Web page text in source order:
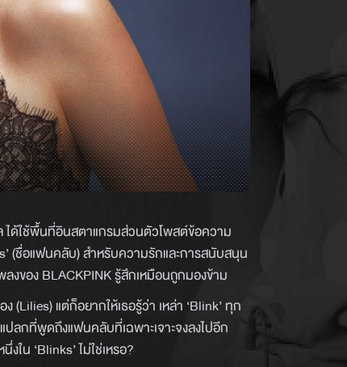
ได้ใช้พื้นที่อินสตาแกรมส่วนตัวโพสต์ข้อความ
(ชื่อแฟนคลับ) สำหรับความรักและการสนับสนุน
งของ BLACKPINK รู้สึกเหมือนถูกมองข้าม
แต่ก็อยากให้เธอรู้ว่า เหล่า ‘Blink’ ทุก
ลกที่พูดถึงแฟนคลับที่เฉพาะเจาะจงลงไปอีก
น ‘Blinks’ ไม่ใช่เหรอ?